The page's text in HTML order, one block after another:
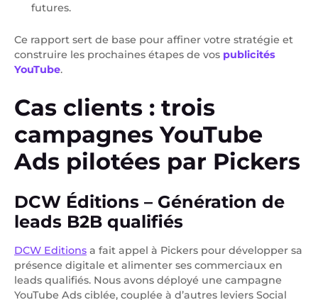
futures.
Ce rapport sert de base pour affiner votre stratégie et
construire les prochaines étapes de vos publicités
YouTube.
Cas clients : trois
campagnes YouTube
Ads pilotées par Pickers
DCW Éditions – Génération de
leads B2B qualifiés
DCW Editions a fait appel à Pickers pour développer sa
présence digitale et alimenter ses commerciaux en
leads qualifiés. Nous avons déployé une campagne
YouTube Ads ciblée, couplée à d’autres leviers Social